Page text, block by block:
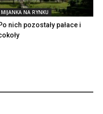
MIJANKA NA RYNKU
nich pozostały pałace i